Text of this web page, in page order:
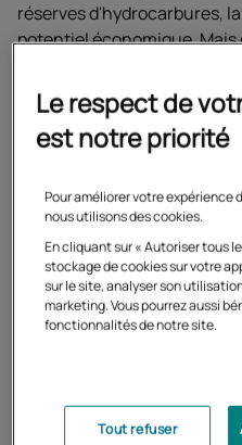
réserves d'hydrocarbures,
potentiel économique. Mais
profonde. C’est dans ce
l’association des parents
Cned dès 2013 afin
Le respect de
est notre priorité
Pour améliorer votre expérience
nous utilisons des cookies.
En cliquant sur « Autoriser tous
stockage de cookies sur votre
sur le site, analyser son
marketing. Vous pourrez aussi
fonctionnalités de notre site.
Tout refuser